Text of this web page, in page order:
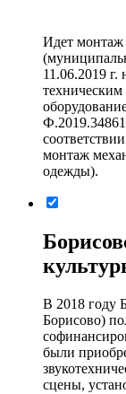
Идет монтаж
11.06.2019 г.
техническим
монтаж
одежды).
В 2018 году
Борисово)
были
сцены,